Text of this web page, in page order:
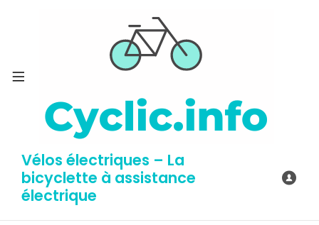
Vélos électriques – La
bicyclette à assistance
électrique